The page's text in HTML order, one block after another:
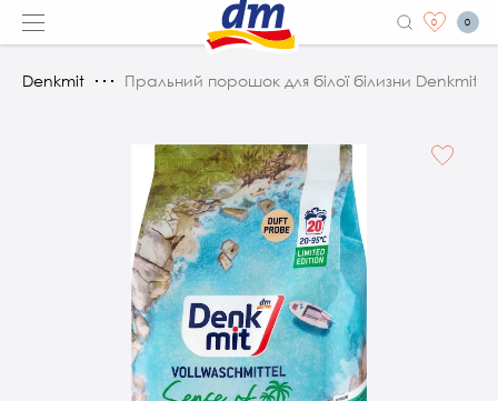
0 0
Denkmit Пральний порошок для білої білизни Denkmit